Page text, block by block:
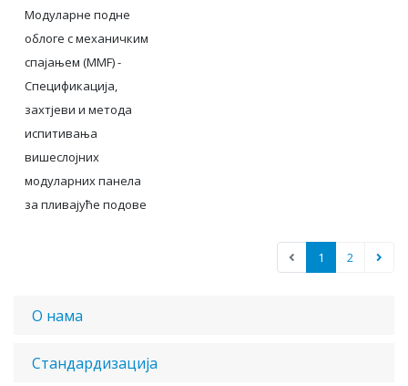
Модуларне подне
облоге с механичким
спајањем (ММF) -
Спецификација,
захтјеви и метода
испитивања
вишеслојних
модуларних панела
за пливајуће подове
1 2
О нама
Стандардизација